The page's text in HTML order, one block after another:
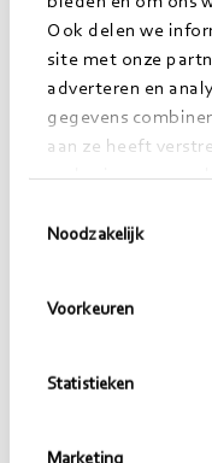
Ook delen we
site met onze
adverteren en
gegevens
aan ze heeft
op basis van uw
Noodzakelijk
Voorkeuren
Statistieken
Marketing
Lees
meer>